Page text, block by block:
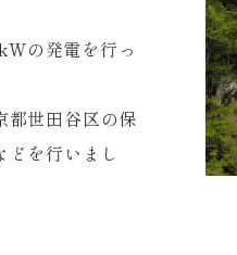
の発電を行っ
世田谷区の保
を行いまし